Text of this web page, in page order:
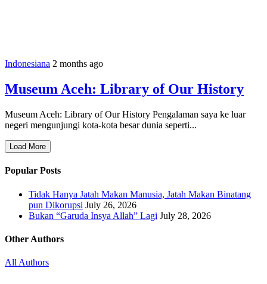
Indonesiana 2 months ago
Museum Aceh: Library of Our History
Museum Aceh: Library of Our History Pengalaman saya ke luar
negeri mengunjungi kota-kota besar dunia seperti...
Load More
Popular Posts
Tidak Hanya Jatah Makan Manusia, Jatah Makan Binatang
pun Dikorupsi July 26, 2026
Bukan “Garuda Insya Allah” Lagi July 28, 2026
Other Authors
All Authors